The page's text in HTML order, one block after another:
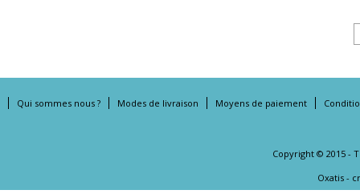
Qui sommes nous ? Modes de livraison Moyens de paiement
Copyright © 2015 -
Oxatis -